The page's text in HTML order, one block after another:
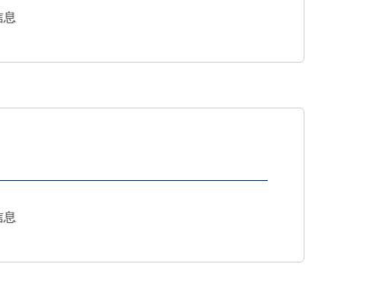
息
息